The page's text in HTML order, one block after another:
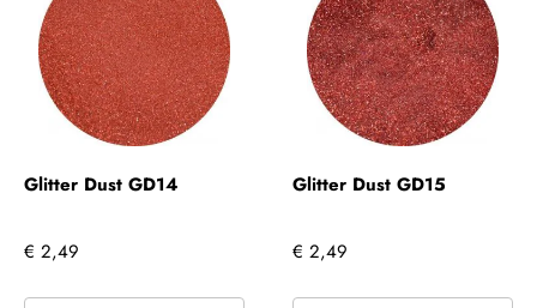
Glitter Dust GD14
€ 2,49
Glitter Dust GD15
€ 2,49